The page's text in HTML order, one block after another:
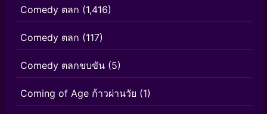
Comedy ตลก (1,416)
Comedy ตลก (117)
Comedy ตลกขบขัน (5)
Coming of Age ก้าวผ่านวัย (1)